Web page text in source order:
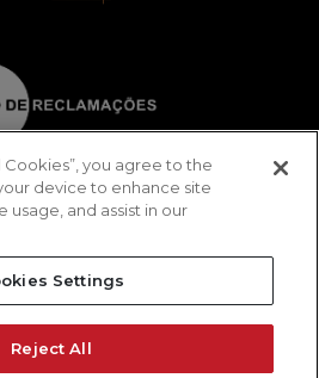
you agree to the
device to enhance site
usage, and assist in our
Settings
Reject All